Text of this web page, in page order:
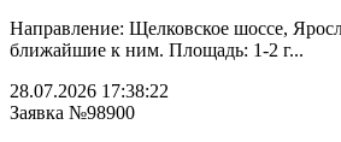
Направление: Щелковское шоссе,
ближайшие к ним. Площадь: 1-2 г...
28.07.2026 17:38:22
Заявка №98900